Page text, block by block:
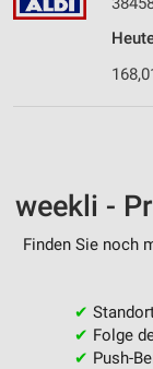
weekli -
Finden Sie noch
✔
✔ Folge
✔ Push-